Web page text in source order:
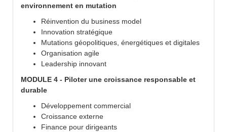
environnement en mutation
Réinvention du business model
Innovation stratégique
Mutations géopolitiques, énergétiques et digitales
Organisation agile
Leadership innovant
MODULE 4 - Piloter une croissance responsable et
durable
Développement commercial
Croissance externe
Finance pour dirigeants